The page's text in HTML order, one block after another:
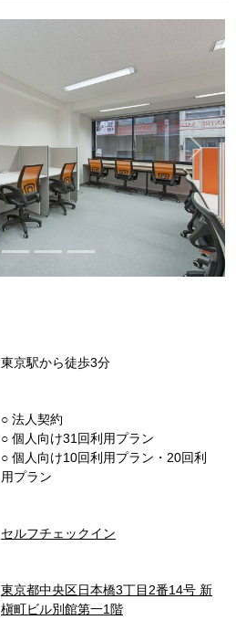
東京駅から徒歩3分
○︎ 法人契約
○︎ 個人向け31回利用プラン
○︎ 個人向け10回利用プラン・20回利
用プラン
セルフチェックイン
東京都中央区日本橋3丁目2番14号 新
槇町ビル別館第一1階